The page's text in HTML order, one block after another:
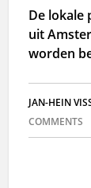
De lokale
uit
worden
JAN-HEIN
COMMENTS